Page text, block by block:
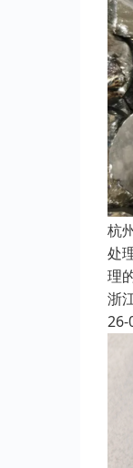
杭
处
理
浙
26-